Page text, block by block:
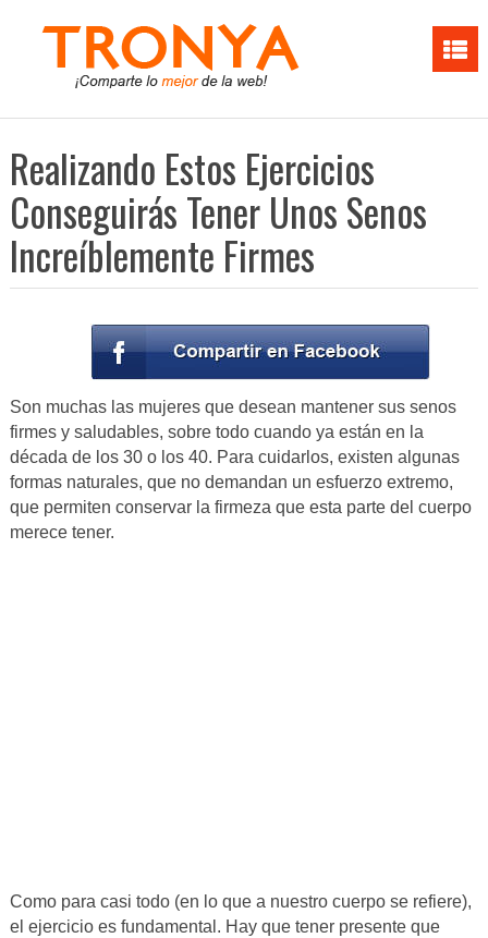
Realizando Estos Ejercicios
Conseguirás Tener Unos Senos
Increíblemente Firmes
Son muchas las mujeres que desean mantener sus senos
firmes y saludables, sobre todo cuando ya están en la
década de los 30 o los 40. Para cuidarlos, existen algunas
formas naturales, que no demandan un esfuerzo extremo,
que permiten conservar la firmeza que esta parte del cuerpo
merece tener.
Como para casi todo (en lo que a nuestro cuerpo se refiere),
el ejercicio es fundamental. Hay que tener presente que